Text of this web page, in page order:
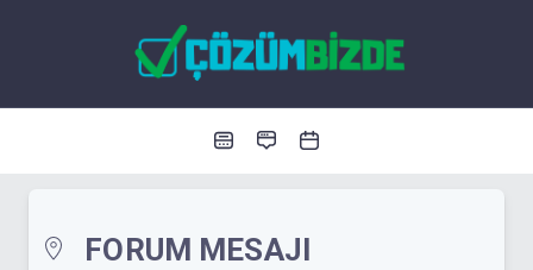
FORUM MESAJI